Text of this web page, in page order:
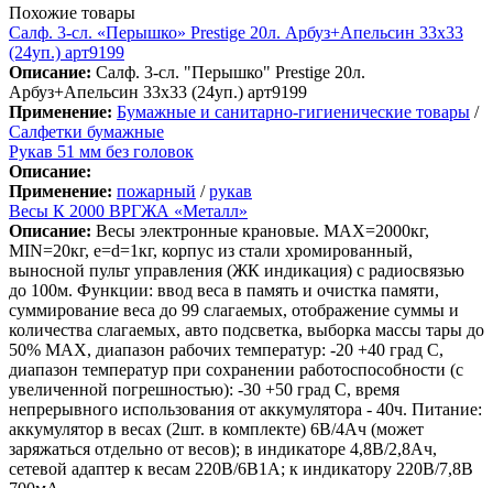
Похожие товары
Салф. 3-сл. «Перышко» Prestige 20л. Арбуз+Апельсин 33х33
(24уп.) арт9199
Описание: Салф. 3-сл. "Перышко" Prestige 20л.
Арбуз+Апельсин 33х33 (24уп.) арт9199
Применение: Бумажные и санитарно-гигиенические товары /
Салфетки бумажные
Рукав 51 мм без головок
Описание:
Применение: пожарный /рукав
Весы К 2000 ВРГЖА «Металл»
Описание: Весы электронные крановые. MAX=2000кг,
MIN=20кг, e=d=1кг, корпус из стали хромированный,
выносной пульт управления (ЖК индикация) с радиосвязью
до 100м. Функции: ввод веса в память и очистка памяти,
суммирование веса до 99 слагаемых, отображение суммы и
количества слагаемых, авто подсветка, выборка массы тары до
50% MAX, диапазон рабочих температур: -20 +40 град С,
диапазон температур при сохранении работоспособности (с
увеличенной погрешностью): -30 +50 град С, время
непрерывного использования от аккумулятора - 40ч. Питание:
аккумулятор в весах (2шт. в комплекте) 6В/4Ач (может
заряжаться отдельно от весов); в индикаторе 4,8В/2,8Ач,
сетевой адаптер к весам 220В/6В1А; к индикатору 220В/7,8В